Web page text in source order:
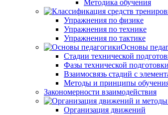
Методика обучения
Упражнения по физике
Упражнения по технике
Упражнения по тактике
Основы
Стадии технической
Фазы технической
Взаимосвязь стадий с
Методы и принципы
Закономерности взаимодействия
Организация движений